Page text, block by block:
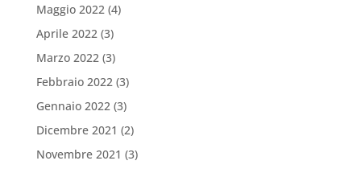
Maggio 2022 (4)
Aprile 2022 (3)
Marzo 2022 (3)
Febbraio 2022 (3)
Gennaio 2022 (3)
Dicembre 2021 (2)
Novembre 2021 (3)